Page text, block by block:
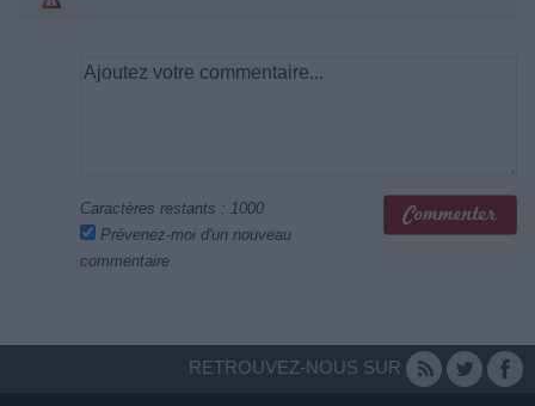
Caractères restants : 1000
Prévenez-moi d'un nouveau
commentaire
RETROUVEZ-NOUS SUR